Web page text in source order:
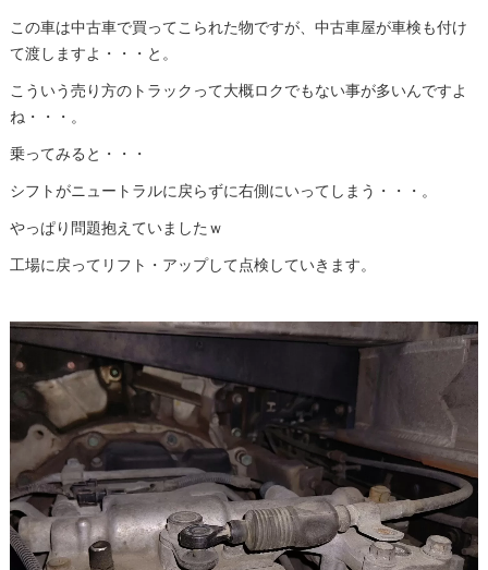
この車は中古車で買ってこられた物ですが、中古車屋が車検も付け
て渡しますよ・・・と。
こういう売り方のトラックって大概ロクでもない事が多いんですよ
ね・・・。
乗ってみると・・・
シフトがニュートラルに戻らずに右側にいってしまう・・・。
やっぱり問題抱えていましたｗ
工場に戻ってリフト・アップして点検していきます。